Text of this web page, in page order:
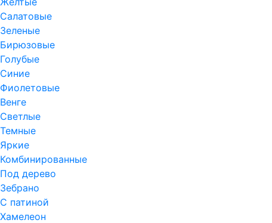
Салатовые
Зеленые
Бирюзовые
Голубые
Синие
Фиолетовые
Венге
Светлые
Темные
Яркие
Комбинированные
Под дерево
Зебрано
С патиной
Хамелеон